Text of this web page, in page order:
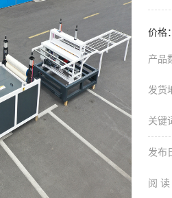
价格
产品
发货
关键
发布
阅 读